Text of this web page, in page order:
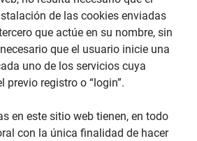
de las cookies enviadas
que actúe en su nombre, sin
que el usuario inicie una
uno de los servicios cuya
previo registro o “login”.
en este sitio web tienen, en todo
con la única finalidad de hacer